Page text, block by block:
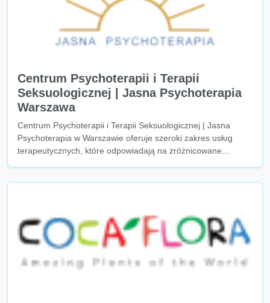
Centrum Psychoterapii i Terapii
Seksuologicznej | Jasna Psychoterapia
Warszawa
Centrum Psychoterapii i Terapii Seksuologicznej | Jasna
Psychoterapia w Warszawie oferuje szeroki zakres usług
terapeutycznych, które odpowiadają na zróżnicowane...